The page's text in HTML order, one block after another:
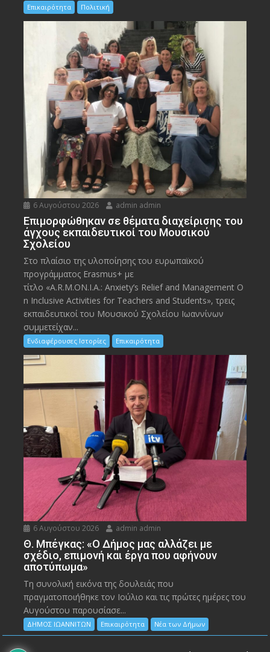
Επικαιρότητα Πολιτική
6 Αυγούστου 2026 admin admin
Eπιμορφώθηκαν σε θέματα διαχείρισης του
άγχους εκπαιδευτικοί του Μουσικού
Σχολείου
Στο πλαίσιο της υλοποίησης του ευρωπαϊκού
προγράμματος Erasmus+ με
τίτλο «A.R.M.ON.I.A.: Anxiety’s Relief and Management O
n Inclusive Activities for Teachers and Students», τρεις
εκπαιδευτικοί του Μουσικού Σχολείου Ιωαννίνων
συμμετείχαν...
Ενδιαφέρουσες Ιστορίες Επικαιρότητα
6 Αυγούστου 2026 admin admin
Θ. Μπέγκας: «Ο Δήμος μας αλλάζει με
σχέδιο, επιμονή και έργα που αφήνουν
αποτύπωμα»
Τη συνολική εικόνα της δουλειάς που
πραγματοποιήθηκε τον Ιούλιο και τις πρώτες ημέρες του
Αυγούστου παρουσίασε...
ΔΗΜΟΣ ΙΩΑΝΝΙΤΩΝ Επικαιρότητα Νέα των Δήμων